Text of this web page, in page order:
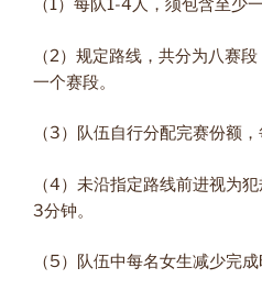
（1）每队1-4人，须包含至少
（2）规定路线，共分为八赛
一个赛段。
（3）队伍自行分配完赛份额
（4）未沿指定路线前进视为
3分钟。
（5）队伍中每名女生减少完成